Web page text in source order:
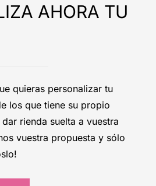
AHORA TU
quieras personalizar tu
los que tiene su propio
rienda suelta a vuestra
vuestra propuesta y sólo